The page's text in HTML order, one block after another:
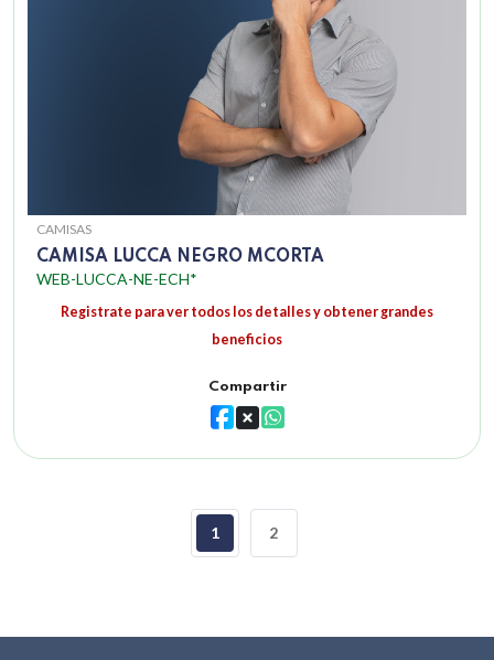
CAMISAS
CAMISA LUCCA NEGRO MCORTA
WEB-LUCCA-NE-ECH*
Registrate para ver todos los detalles y obtener grandes
beneficios
Compartir
1 2